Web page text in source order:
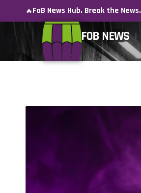
🔥FoB News Hub. Break the News.
FOB NEWS